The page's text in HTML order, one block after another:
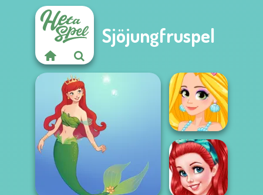
Sjöjungfruspel
Rapunzel
Mermaid Style